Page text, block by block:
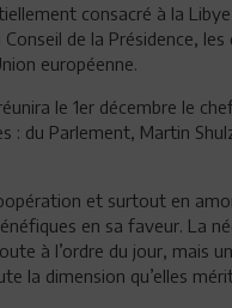
consacré à la
de la Présidence,
européenne.
le 1er décembre le
du Parlement, Martin
et surtout en
en sa faveur. La
à l’ordre du jour, mais
la dimension qu’elles